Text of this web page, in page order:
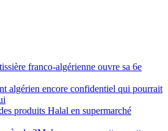
franco-algérienne ouvre sa 6e
algérien encore confidentiel qui pourrait
produits Halal en supermarché